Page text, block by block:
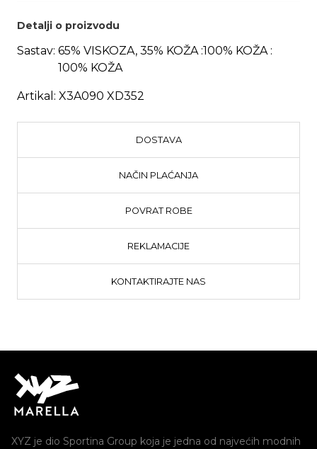
Detalji o proizvodu
Sastav: 65% VISKOZA, 35% KOŽA :100% KOŽA :
100% KOŽA
Artikal: X3A090 XD352
DOSTAVA
NAČIN PLAĆANJA
POVRAT ROBE
REKLAMACIJE
KONTAKTIRAJTE NAS
XYZ je dio Sportina Group koja je jedna od najvećih modnih